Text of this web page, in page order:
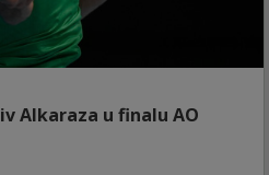
Alkaraza u finalu AO